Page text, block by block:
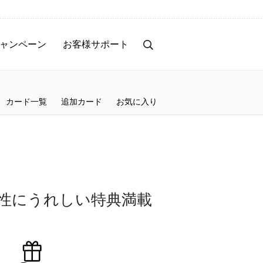
ンペーン お客様サポート
カード一覧 追加カード お気に入り
にうれしい特典満載